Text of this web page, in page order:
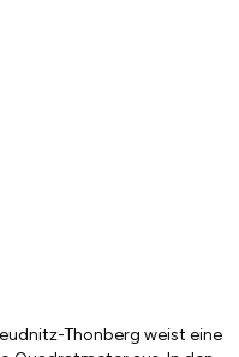
Thonberg weist eine